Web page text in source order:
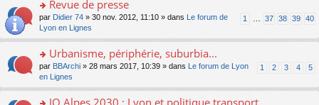
s
ré
e
n
le
pl
s
ré
c
e
g
e
n
o
n
le
m
e
s
g
e
n
o
n
ult
er
le
m
e
s
s
o
s
er
le
m
e
s
Revue de presse
1 37 38 39 40
par Didier 74 » 30 nov. 2012, 11:10 » dans
Le forum de
Lyon en Lignes
o
n
s
Urbanisme, périphérie, suburbia...
1 2 3 4 5
par BBArchi » 28 mars 2017, 10:39 » dans
Le forum de Lyon
en Lignes